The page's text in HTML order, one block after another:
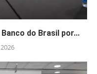
do Brasil por...